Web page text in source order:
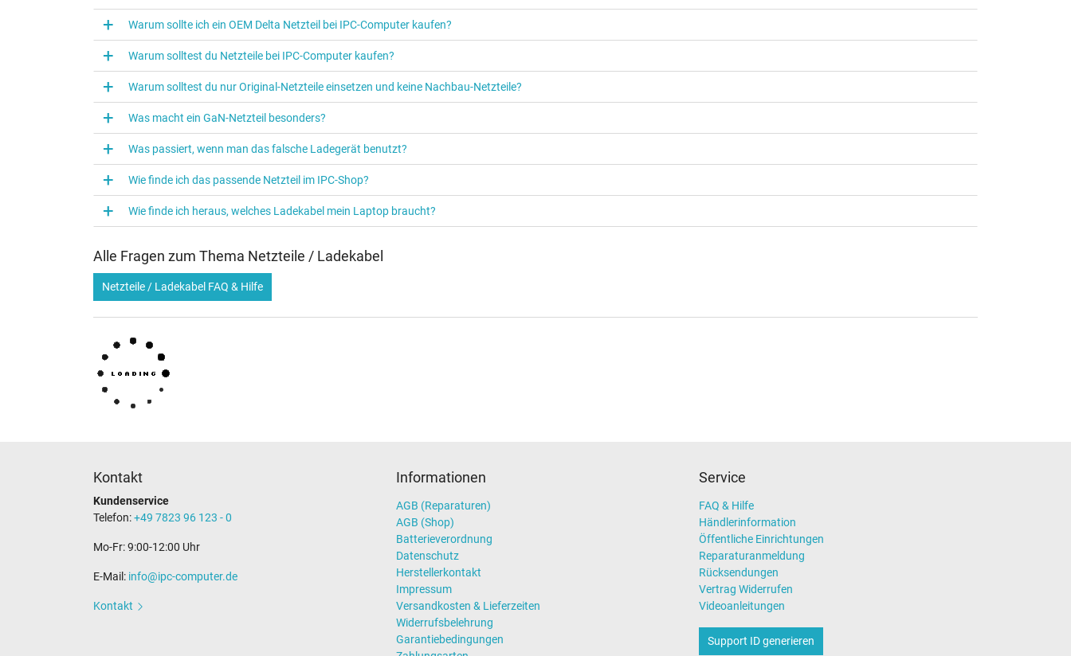
Warum sollte ich ein OEM Delta Netzteil bei IPC‑Computer kaufen?
Warum solltest du Netzteile bei IPC‑Computer kaufen?
Warum solltest du nur Original-Netzteile einsetzen und keine Nachbau-Netzteile?
Was macht ein GaN-Netzteil besonders?
Was passiert, wenn man das falsche Ladegerät benutzt?
Wie finde ich das passende Netzteil im IPC-Shop?
Wie finde ich heraus, welches Ladekabel mein Laptop braucht?
Alle Fragen zum Thema Netzteile / Ladekabel
Netzteile / Ladekabel FAQ & Hilfe
Kontakt
Kundenservice
Telefon:+49 7823 96 123 - 0
Mo-Fr: 9:00-12:00 Uhr
E-Mail: info@ipc-computer.de
Kontakt
Informationen
AGB (Reparaturen)
AGB (Shop)
Batterieverordnung
Datenschutz
Herstellerkontakt
Impressum
Versandkosten & Lieferzeiten
Widerrufsbelehrung
Garantiebedingungen
Service
FAQ & Hilfe
Händlerinformation
Öffentliche Einrichtungen
Reparaturanmeldung
Rücksendungen
Vertrag Widerrufen
Videoanleitungen
Support ID generieren